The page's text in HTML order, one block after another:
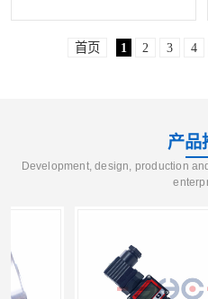
首页 1 2 3 4
产品
Development, design, production